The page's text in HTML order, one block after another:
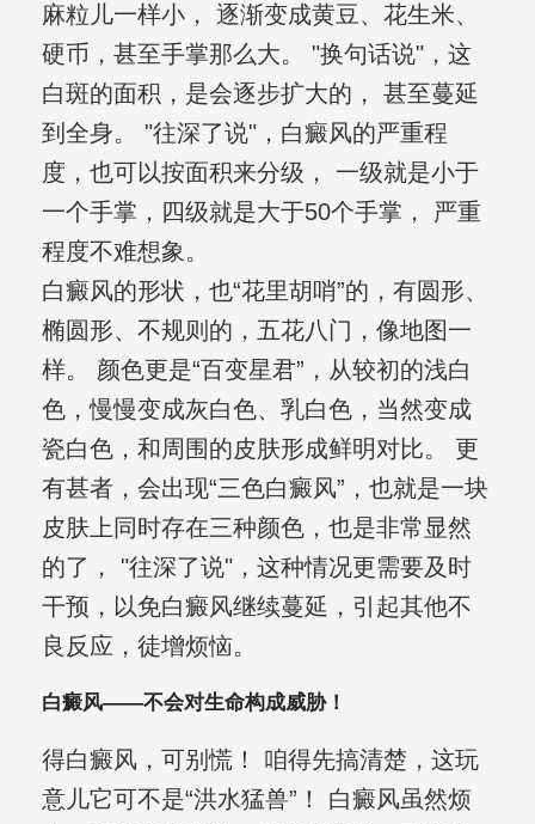
麻粒儿一样小， 逐渐变成黄豆、花生米、
硬币，甚至手掌那么大。 "换句话说"，这
白斑的面积，是会逐步扩大的， 甚至蔓延
到全身。 "往深了说"，白癜风的严重程
度，也可以按面积来分级， 一级就是小于
一个手掌，四级就是大于50个手掌， 严重
程度不难想象。
白癜风的形状，也“花里胡哨”的，有圆形、
椭圆形、不规则的，五花八门，像地图一
样。 颜色更是“百变星君”，从较初的浅白
色，慢慢变成灰白色、乳白色，当然变成
瓷白色，和周围的皮肤形成鲜明对比。 更
有甚者，会出现“三色白癜风”，也就是一块
皮肤上同时存在三种颜色，也是非常显然
的了， "往深了说"，这种情况更需要及时
干预，以免白癜风继续蔓延，引起其他不
良反应，徒增烦恼。
白癜风——不会对生命构成威胁！
得白癜风，可别慌！ 咱得先搞清楚，这玩
意儿它可不是“洪水猛兽”！ 白癜风虽然烦